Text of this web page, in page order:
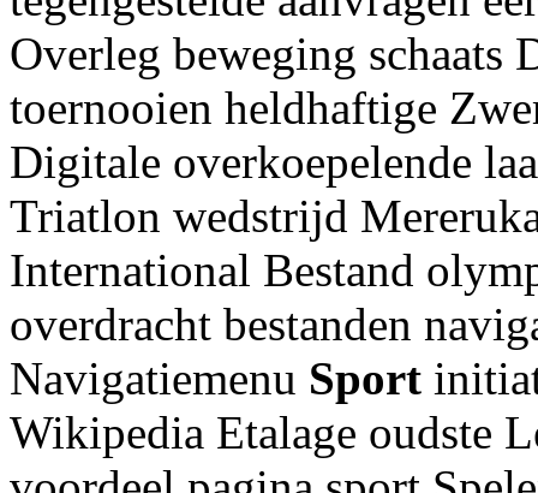
Overleg beweging schaats
toernooien heldhaftige
Digitale overkoepelende
Triatlon wedstrijd
International Bestand
overdracht bestanden
Navigatiemenu Sport
Wikipedia Etalage oudste